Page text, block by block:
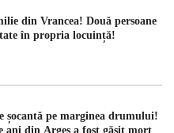
din Vrancea! Două persoane
în propria locuință!
șocantă pe marginea drumului!
ani din Argeș a fost găsit mort